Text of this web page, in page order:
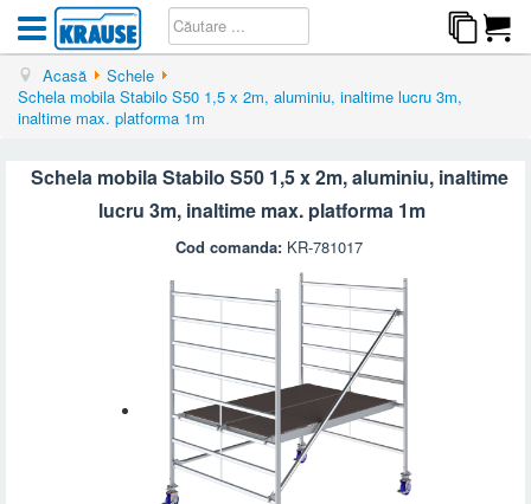
Acasă
Schele
Schela mobila Stabilo S50 1,5 x 2m, aluminiu, inaltime lucru 3m,
inaltime max. platforma 1m
Schela mobila Stabilo S50 1,5 x 2m, aluminiu, inaltime
lucru 3m, inaltime max. platforma 1m
Cod comanda: KR-781017